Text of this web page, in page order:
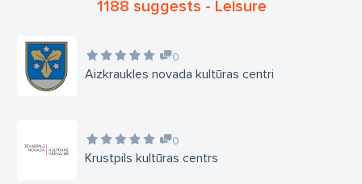
1188 suggests - Leisure
Aizkraukles novada kultūras centri
0
Krustpils kultūras centrs
0